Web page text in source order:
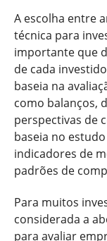
A escolha entre
técnica para
importante que
de cada
baseia na
como balanços,
perspectivas de
baseia no
indicadores de
padrões de
Para muitos
considerada a
para avaliar